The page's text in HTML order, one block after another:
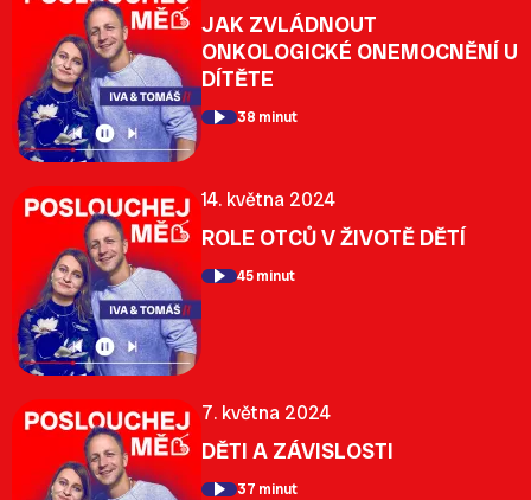
JAK ZVLÁDNOUT
ONKOLOGICKÉ ONEMOCNĚNÍ U
DÍTĚTE
38 minut
14. května 2024
ROLE OTCŮ V ŽIVOTĚ DĚTÍ
45 minut
7. května 2024
DĚTI A ZÁVISLOSTI
37 minut